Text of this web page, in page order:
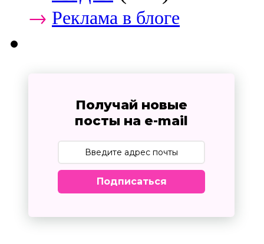
→ Реклама в блоге
Получай новые
посты на e-mail
Подписаться